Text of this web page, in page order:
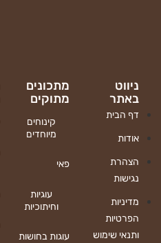
ניווט
באתר
דף הבית
אודות
הצהרת
נגישות
מדיניות
הפרטיות
ותנאי שימוש
מתכונים
מתוקים
קינוחים
מיוחדים
פאי
עוגיות
וחיתוכיות
עוגות בחושות